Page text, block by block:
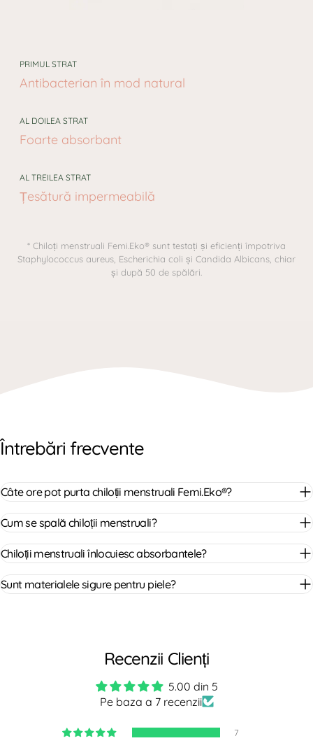
PRIMUL STRAT
Antibacterian în mod natural
AL DOILEA STRAT
Foarte absorbant
AL TREILEA STRAT
Țesătură impermeabilă
* Chiloți menstruali Femi.Eko® sunt testați și eficienți împotriva
Staphylococcus aureus, Escherichia coli și Candida Albicans, chiar
și după 50 de spălări.
Întrebări frecvente
Câte ore pot purta chiloții menstruali Femi.Eko®?
Cum se spală chiloții menstruali?
Chiloții menstruali înlocuiesc absorbantele?
Sunt materialele sigure pentru piele?
Recenzii Clienți
5.00 din 5
Pe baza a 7 recenzii
7